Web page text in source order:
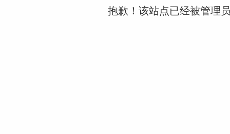
抱歉！该站点已经被管理